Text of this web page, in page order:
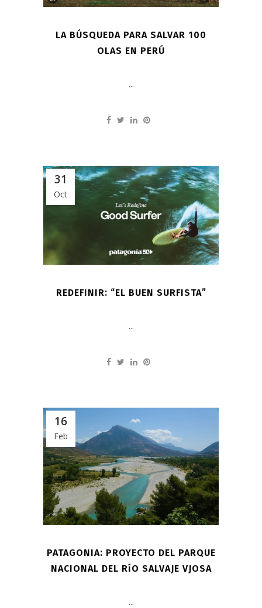
LA BÚSQUEDA PARA SALVAR 100
OLAS EN PERÚ
...
31
Oct
REDEFINIR: “EL BUEN SURFISTA”
...
16
Feb
PATAGONIA: PROYECTO DEL PARQUE
NACIONAL DEL RíO SALVAJE VJOSA
...